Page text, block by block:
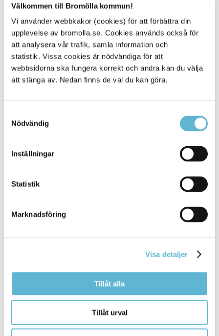
Välkommen till Bromölla kommun!
Vi använder webbkakor (cookies) för att förbättra din
upplevelse av bromolla.se. Cookies används också för
att analysera vår trafik, samla information och
statistik. Vissa cookies är nödvändiga för att
webbsidorna ska fungera korrekt och andra kan du välja
att stänga av. Nedan finns de val du kan göra.
Nödvändig
Inställningar
Statistik
Marknadsföring
Visa detaljer
Tillåt alla
Tillåt urval
0709-17 10 61.
Du kan också göra felanmälan online
Tack för din hjälp!
0456-82 22 51
Bromölla turistinformation
Box 18, 291 25 Bromölla